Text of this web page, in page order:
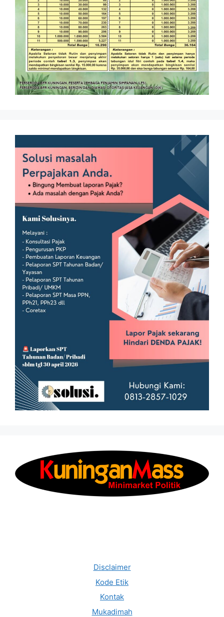
Disclaimer
Kode Etik
Kontak
Mukadimah